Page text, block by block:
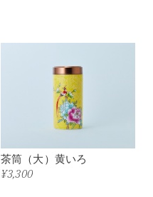
茶筒（大）黄いろ
¥3,300